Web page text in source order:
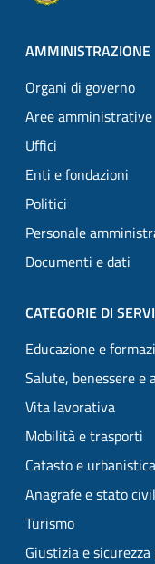
AMMINISTRAZIONE
Organi di governo
Aree amministrative
Uffici
Enti e fondazioni
Politici
Personale
Documenti e dati
CATEGORIE DI
Educazione e
Salute, benessere e
Vita lavorativa
Mobilità e trasporti
Catasto e urbanistica
Anagrafe e stato
Turismo
Giustizia e